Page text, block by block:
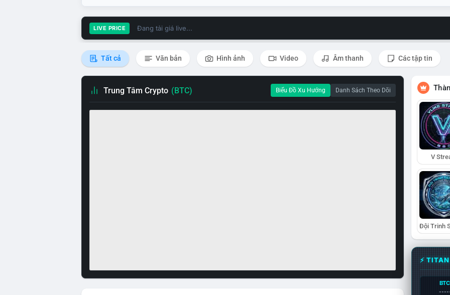
LIVE PRICE Đang tải giá live...
Tất cả Văn bản Hình ảnh Video Âm thanh Các tập tin
Trung Tâm Crypto (BTC) Biểu Đồ Xu Hướng Danh Sách Theo Dõi
V
⚡
BTC